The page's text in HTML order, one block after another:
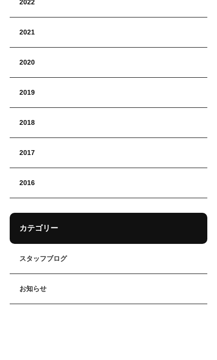
2022
2021
2020
2019
2018
2017
2016
カテゴリー
スタッフブログ
お知らせ